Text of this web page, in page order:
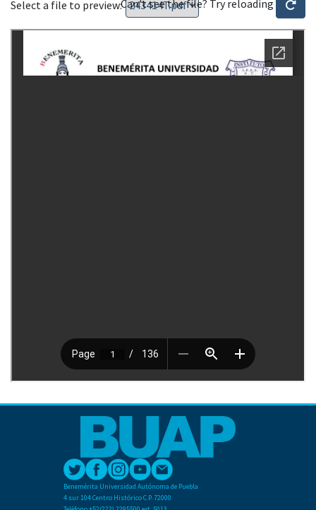
Select a file to preview:Can't see the file? Try reloading
Benemérita Universidad Autónoma de Puebla
4 sur 104 Centro Histórico C.P. 72000